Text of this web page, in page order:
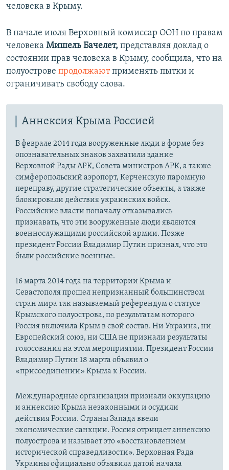
человека в Крыму.
В начале июля Верховный комиссар ООН по правам
человека Мишель Бачелет, представляя доклад о
состоянии прав человека в Крыму, сообщила, что на
полуострове продолжаютприменять пытки и
ограничивать свободу слова.
Аннексия Крыма Россией
В феврале 2014 года вооруженные люди в форме без
опознавательных знаков захватили здание
Верховной Рады АРК, Совета министров АРК, а также
симферопольский аэропорт, Керченскую паромную
переправу, другие стратегические объекты, а также
блокировали действия украинских войск.
Российские власти поначалу отказывались
признавать, что эти вооруженные люди являются
военнослужащими российской армии. Позже
президент России Владимир Путин признал, что это
были российские военные.
16 марта 2014 года на территории Крыма и
Севастополя прошел непризнанный большинством
стран мира так называемый референдум о статусе
Крымского полуострова, по результатам которого
Россия включила Крым в свой состав. Ни Украина, ни
Европейский союз, ни США не признали результаты
голосования на этом мероприятии. Президент России
Владимир Путин 18 марта объявил о
«присоединении» Крыма к России.
Международные организации признали оккупацию
и аннексию Крыма незаконными и осудили
действия России. Страны Запада ввели
экономические санкции. Россия отрицает аннексию
полуострова и называет это «восстановлением
исторической справедливости». Верховная Рада
Украины официально объявила датой начала